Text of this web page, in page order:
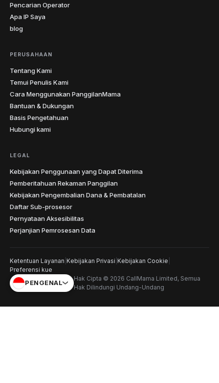
Pencarian Operator
Apa IP Saya
blog
PERUSAHAAN
Tentang Kami
Temui Penulis Kami
Cara Menggunakan PanggilanMama
Bantuan & Dukungan
Basis Pengetahuan
Hubungi kami
LEGAL
Kebijakan Penggunaan yang Dapat Diterima
Pemberitahuan Rekaman Panggilan
Kebijakan Pengembalian Dana & Pembatalan
Daftar Sub-prosesor
Pernyataan Aksesibilitas
Perjanjian Pemrosesan Data
Ketentuan Layanan Kebijakan Privasi Kebijakan Cookie
Preferensi kue
PENGENAL
Hak Cipta © 2026 CallMama Limited, Semua
Hak Dilindungi Undang-Undang